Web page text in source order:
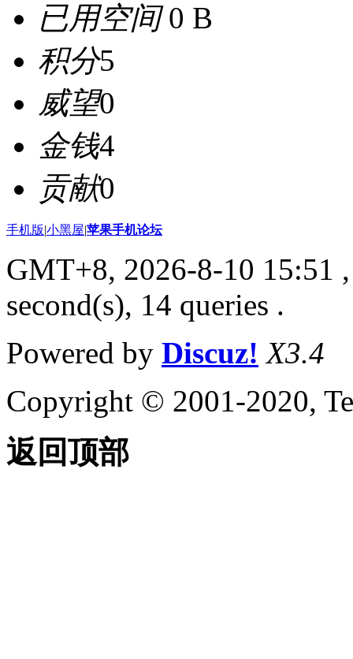
已用空间0 B
积分5
威望0
金钱4
贡献0
手机版|小黑屋|苹果手机论坛
GMT+8, 2026-8-10 15:51
second(s), 14 queries .
Powered by Discuz! X3.4
Copyright © 2001-2020,
返回顶部